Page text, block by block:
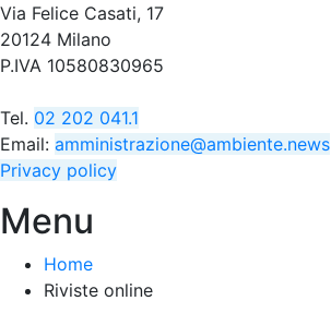
Via Felice Casati, 17
20124 Milano
P.IVA 10580830965
Tel. 02 202 041.1
Email: amministrazione@ambiente.news
Privacy policy
Menu
Home
Riviste online